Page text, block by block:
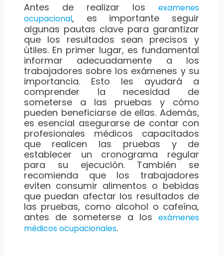
Antes de realizar losexamenes
ocupacional, es importante seguir
algunas pautas clave para garantizar
que los resultados sean precisos y
útiles. En primer lugar, es fundamental
informar adecuadamente a los
trabajadores sobre los exámenes y su
importancia. Esto les ayudará a
comprender la necesidad de
someterse a las pruebas y cómo
pueden beneficiarse de ellas. Además,
es esencial asegurarse de contar con
profesionales médicos capacitados
que realicen las pruebas y de
establecer un cronograma regular
para su ejecución. También se
recomienda que los trabajadores
eviten consumir alimentos o bebidas
que puedan afectar los resultados de
las pruebas, como alcohol o cafeína,
antes de someterse a losexámenes
médicos ocupacionales.